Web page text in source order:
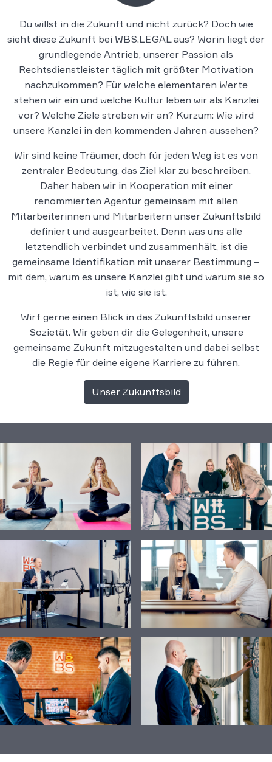
Du willst in die Zukunft und nicht zurück? Doch wie
sieht diese Zukunft bei WBS.LEGAL aus? Worin liegt der
grundlegende Antrieb, unserer Passion als
Rechtsdienstleister täglich mit größter Motivation
nachzukommen? Für welche elementaren Werte
stehen wir ein und welche Kultur leben wir als Kanzlei
vor? Welche Ziele streben wir an? Kurzum: Wie wird
unsere Kanzlei in den kommenden Jahren aussehen?
Wir sind keine Träumer, doch für jeden Weg ist es von
zentraler Bedeutung, das Ziel klar zu beschreiben.
Daher haben wir in Kooperation mit einer
renommierten Agentur gemeinsam mit allen
Mitarbeiterinnen und Mitarbeitern unser Zukunftsbild
definiert und ausgearbeitet. Denn was uns alle
letztendlich verbindet und zusammenhält, ist die
gemeinsame Identifikation mit unserer Bestimmung –
mit dem, warum es unsere Kanzlei gibt und warum sie so
ist, wie sie ist.
Wirf gerne einen Blick in das Zukunftsbild unserer
Sozietät. Wir geben dir die Gelegenheit, unsere
gemeinsame Zukunft mitzugestalten und dabei selbst
die Regie für deine eigene Karriere zu führen.
Unser Zukunftsbild